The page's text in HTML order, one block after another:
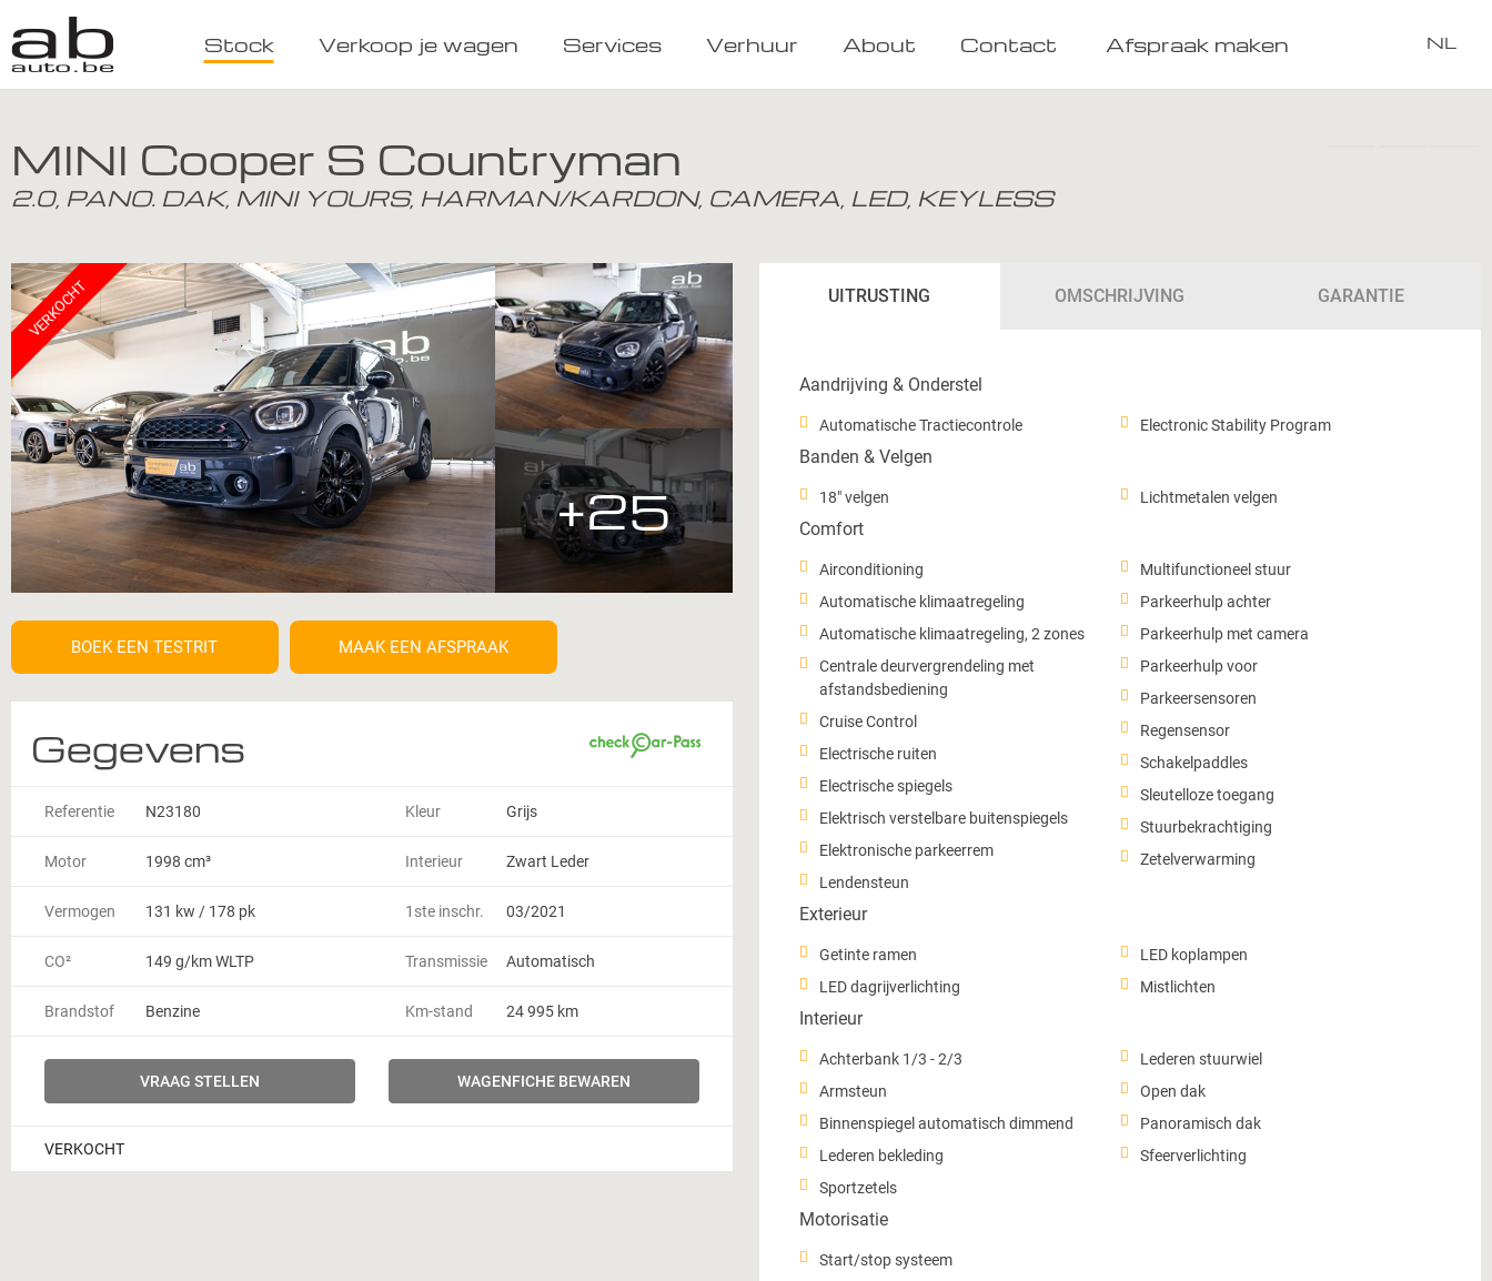
Stock Verkoop je wagen Services Verhuur About Contact Afspraak maken NL
MINI Cooper S Countryman
2.0, PANO. DAK, MINI YOURS, HARMAN/KARDON, CAMERA, LED, KEYLESS
VERKOCHT
+25
BOEK EEN TESTRIT MAAK EEN AFSPRAAK
Gegevens
Referentie N23180
Motor 1998 cm³
Vermogen 131 kw / 178 pk
CO² 149 g/km WLTP
Brandstof Benzine
Kleur Grijs
Interieur Zwart Leder
1ste inschr. 03/2021
Transmissie Automatisch
Km-stand 24 995 km
VRAAG STELLEN WAGENFICHE BEWAREN
VERKOCHT
UITRUSTING OMSCHRIJVING GARANTIE
Aandrijving & Onderstel
Automatische Tractiecontrole Electronic Stability Program
Banden & Velgen
18" velgen Lichtmetalen velgen
Comfort
Airconditioning
Automatische klimaatregeling
Automatische klimaatregeling, 2 zones
Centrale deurvergrendeling met
afstandsbediening
Cruise Control
Electrische ruiten
Electrische spiegels
Elektrisch verstelbare buitenspiegels
Elektronische parkeerrem
Lendensteun
Multifunctioneel stuur
Parkeerhulp achter
Parkeerhulp met camera
Parkeerhulp voor
Parkeersensoren
Regensensor
Schakelpaddles
Sleutelloze toegang
Stuurbekrachtiging
Zetelverwarming
Exterieur
Getinte ramen
LED dagrijverlichting
LED koplampen
Mistlichten
Interieur
Achterbank 1/3 - 2/3
Armsteun
Binnenspiegel automatisch dimmend
Lederen bekleding
Sportzetels
Lederen stuurwiel
Open dak
Panoramisch dak
Sfeerverlichting
Motorisatie
Start/stop systeem